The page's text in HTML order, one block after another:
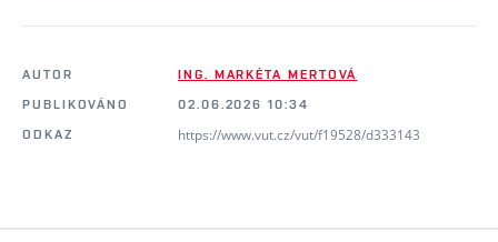
AUTOR
ING. MARKÉTA MERTOVÁ
PUBLIKOVÁNO
02.06.2026 10:34
ODKAZ
https://www.vut.cz/vut/f19528/d333143